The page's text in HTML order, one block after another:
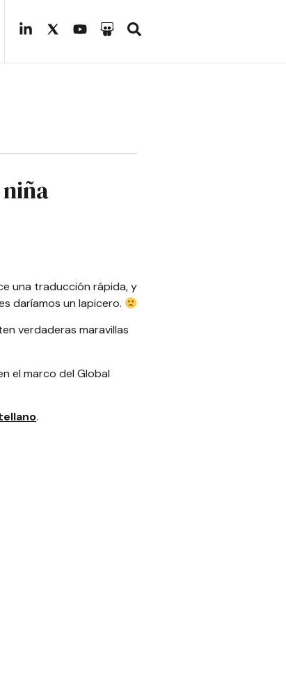
una traducción rápida, y
daríamos un lapicero.
verdaderas maravillas
el marco del Global
.